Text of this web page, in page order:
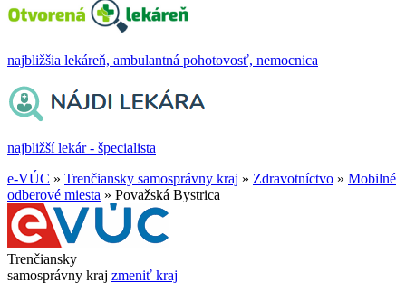
najbližšia lekáreň, ambulantná pohotovosť, nemocnica
najbližší lekár - špecialista
e-VÚC » Trenčiansky samosprávny kraj » Zdravotníctvo » Mobilné
odberové miesta » Považská Bystrica
Trenčiansky
samosprávny kraj zmeniť kraj